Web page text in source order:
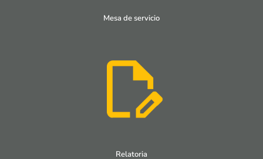
Mesa de servicio
Relatoria